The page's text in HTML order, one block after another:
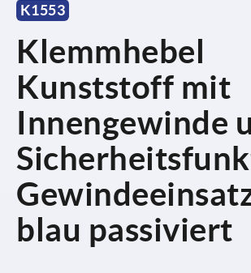
K1553
Klemmhebel
Kunststoff mit
Innengewinde
blau passiviert